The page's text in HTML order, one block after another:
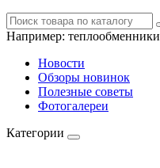
Например: теплообменники
Новости
Обзоры новинок
Полезные советы
Фотогалереи
Категории